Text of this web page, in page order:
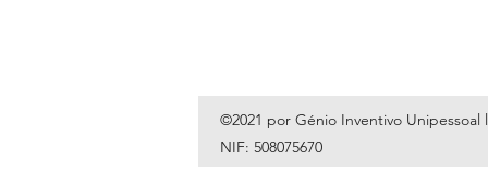
©2021 por Génio Inventivo Unipessoal
NIF: 508075670